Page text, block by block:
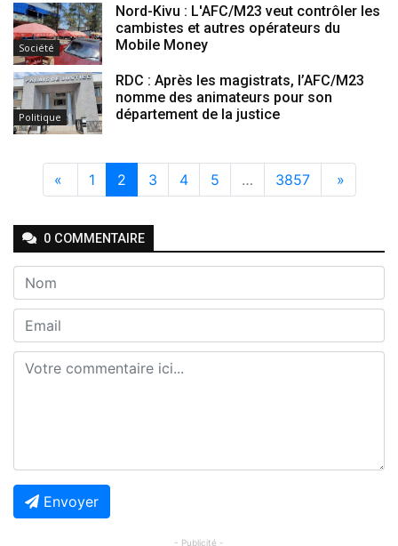
Société
Nord-Kivu : L'AFC/M23 veut contrôler les
cambistes et autres opérateurs du
Mobile Money
Politique
RDC : Après les magistrats, l’AFC/M23
nomme des animateurs pour son
département de la justice
« 1 2 3 4 5 … 3857 »
0 COMMENTAIRE
Envoyer
- Publicité -